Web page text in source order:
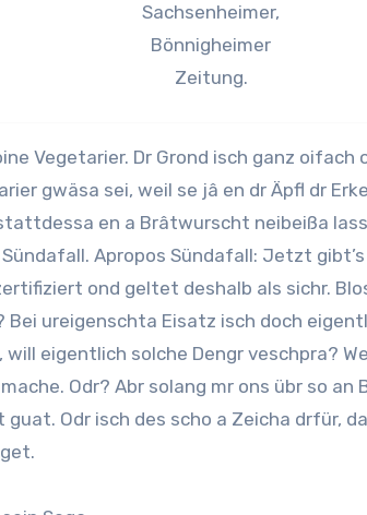
Sachsenheimer,
Bönnigheimer
Zeitung.
gwäsa sei, weil se jâ en dr Äpfl dr
en a Brâtwurscht neibeißa
Apropos Sündafall: Jetzt
ond geltet deshalb als sichr.
Bei ureigenschta Eisatz isch doch
eigentlich solche Dengr veschpra?
Odr? Abr solang mr ons übr so an
Odr isch des scho a Zeicha drfür,